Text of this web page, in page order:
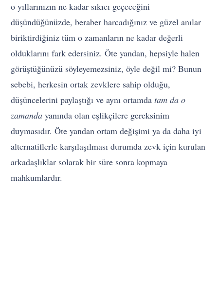
o yıllarınızın ne kadar sıkıcı geçeceğini
düşündüğünüzde, beraber harcadığınız ve güzel anılar
biriktirdiğiniz tüm o zamanların ne kadar değerli
olduklarını fark edersiniz. Öte yandan, hepsiyle halen
görüştüğünüzü söyleyemezsiniz, öyle değil mi? Bunun
sebebi, herkesin ortak zevklere sahip olduğu,
düşüncelerini paylaştığı ve aynı ortamdatam da o
zamanda yanında olan eşlikçilere gereksinim
duymasıdır. Öte yandan ortam değişimi ya da daha iyi
alternatiflerle karşılaşılması durumda zevk için kurulan
arkadaşlıklar solarak bir süre sonra kopmaya
mahkumlardır.